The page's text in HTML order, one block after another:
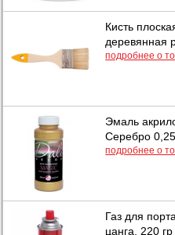
Кисть
деревянная
подробнее о
Эмаль
Серебро
подробнее о
Газ для
цанга, 220 гр